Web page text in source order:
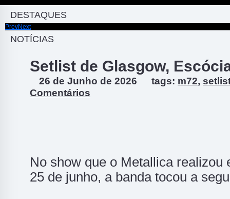
DESTAQUES
Discuta sobre música e Metallica em nosso fórum
PrevNext
NOTÍCIAS
Setlist de Glasgow,
26 de Junho de 2026 tags: m72,
Comentários
No show que o Metallica
25 de junho, a banda tocou a